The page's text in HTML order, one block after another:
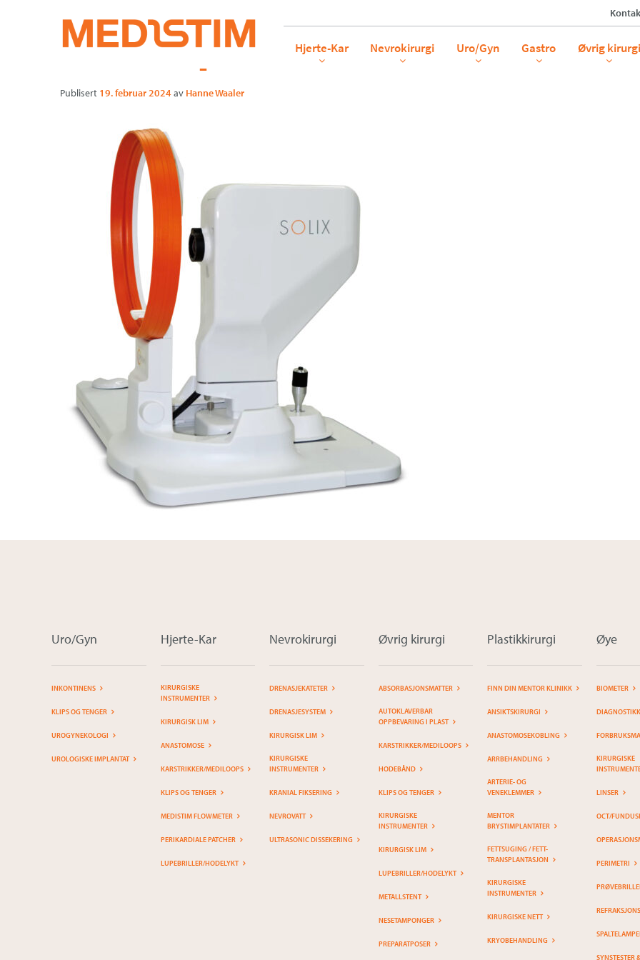
Medistim.noHjerte-Kar Nevrokirurgi Uro/Gyn Gastro Øvrig kirurgi
Solix Optovue
Publisert 19. februar 2024av Hanne Waaler
Uro/Gyn
INKONTINENS
KLIPS OG TENGER
UROGYNEKOLOGI
UROLOGISKE IMPLANTAT
Hjerte-Kar
KIRURGISKE
INSTRUMENTER
KIRURGISK LIM
ANASTOMOSE
KARSTRIKKER/MEDILOOPS
KLIPS OG TENGER
MEDISTIM FLOWMETER
PERIKARDIALE PATCHER
LUPEBRILLER/HODELYKT
Nevrokirurgi
DRENASJEKATETER
DRENASJESYSTEM
KIRURGISK LIM
KIRURGISKE
INSTRUMENTER
KRANIAL FIKSERING
NEVROVATT
ULTRASONIC DISSEKERING
Øvrig kirurgi
ABSORBASJONSMATTER
AUTOKLAVERBAR
OPPBEVARING I PLAST
KARSTRIKKER/MEDILOOPS
HODEBÅND
KLIPS OG TENGER
KIRURGISKE
INSTRUMENTER
KIRURGISK LIM
LUPEBRILLER/HODELYKT
METALLSTENT
NESETAMPONGER
PREPARATPOSER
Plastikkirurgi
FINN DIN MENTOR KLINIKK
ANSIKTSKIRURGI
ANASTOMOSEKOBLING
ARRBEHANDLING
ARTERIE- OG
VENEKLEMMER
MENTOR
BRYSTIMPLANTATER
FETTSUGING / FETT-
TRANSPLANTASJON
KIRURGISKE
INSTRUMENTER
KIRURGISKE NETT
KRYOBEHANDLING
Øye
BIOMETER
DIAGNOSTIKK
KIRURGISKE
LINSER
OCT/
PERIMETRI
SYNSTESTER